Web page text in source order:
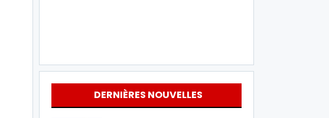
DERNIÈRES NOUVELLES